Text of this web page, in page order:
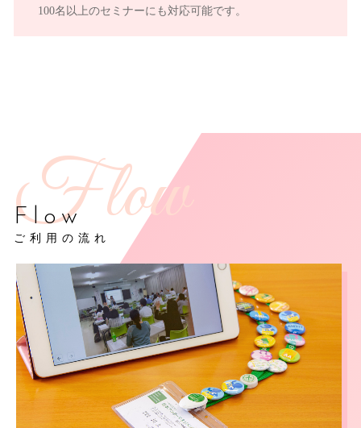
100名以上のセミナーにも対応可能です。
Flow
ご利用の流れ